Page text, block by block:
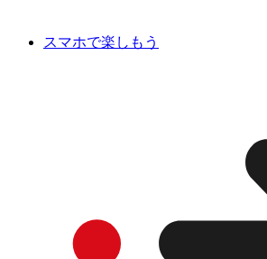
スマホで楽しもう